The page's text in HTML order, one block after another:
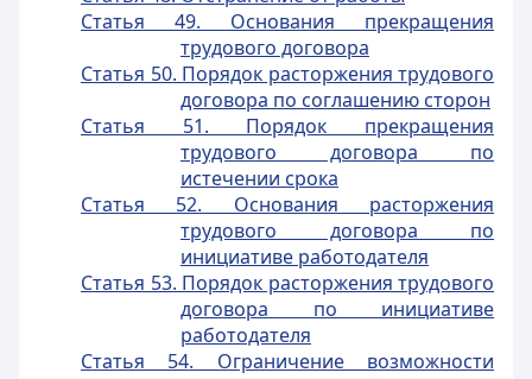
Статья 49. Основания прекращения
трудового договора
Статья 50. Порядок расторжения трудового
договора по соглашению сторон
Статья 51. Порядок прекращения
трудового договора по
истечении срока
Статья 52. Основания расторжения
трудового договора по
инициативе работодателя
Статья 53. Порядок расторжения трудового
договора по инициативе
работодателя
Статья 54. Ограничение возможности